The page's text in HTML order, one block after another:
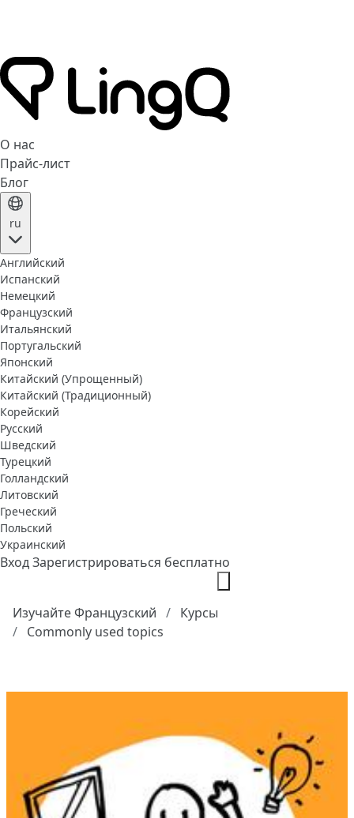
О нас
Прайс-лист
Блог
ru
Английский
Испанский
Немецкий
Французский
Итальянский
Португальский
Японский
Китайский (Упрощенный)
Китайский (Традиционный)
Корейский
Русский
Шведский
Турецкий
Голландский
Литовский
Греческий
Польский
Украинский
ВходЗарегистрироваться бесплатно
Изучайте Французский
Курсы
Commonly used topics